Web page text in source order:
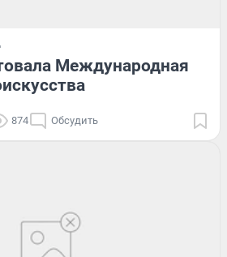
Международная
874 Обсудить